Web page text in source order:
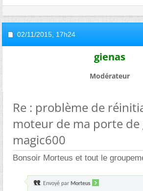
02/11/2015, 17h24
gienas
Modérateur
Re : problème de
moteur de ma porte de
magic600
Bonsoir Morteus et tout le
Envoyé par Morteus